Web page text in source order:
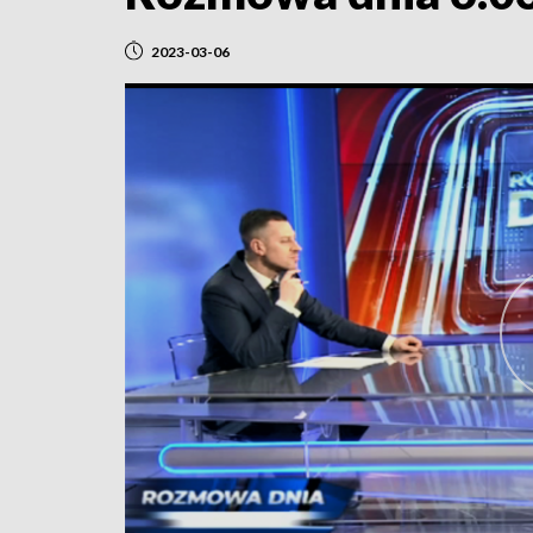
2023-03-06